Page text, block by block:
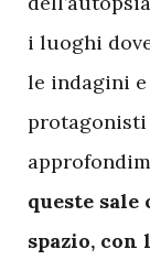
i luoghi
le indagini
queste
spazio,